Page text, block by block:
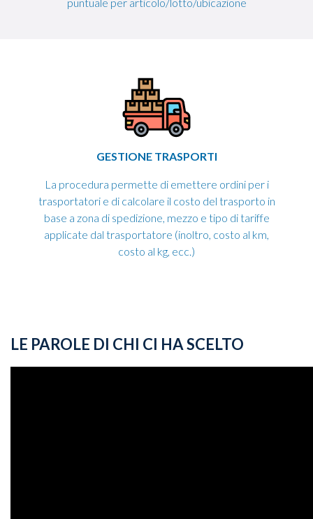
GESTIONE TRASPORTI
La procedura permette di emettere ordini per i
trasportatori e di calcolare il costo del trasporto in
base a zona di spedizione, mezzo e tipo di tariffe
applicate dal trasportatore (inoltro, costo al km,
costo al kg, ecc.)
LE PAROLE DI CHI CI HA SCELTO